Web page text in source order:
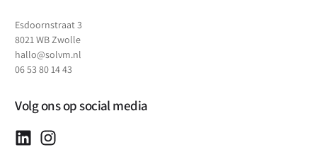
Esdoornstraat 3
8021 WB Zwolle
hallo@solvm.nl
06 53 80 14 43
Volg ons op social media